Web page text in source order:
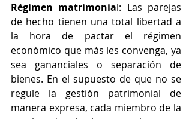
Régimen matrimonial: Las parejas
de hecho tienen una total libertad a
la hora de pactar el régimen
económico que más les convenga, ya
sea gananciales o separación de
bienes. En el supuesto de que no se
regule la gestión patrimonial de
manera expresa, cada miembro de la